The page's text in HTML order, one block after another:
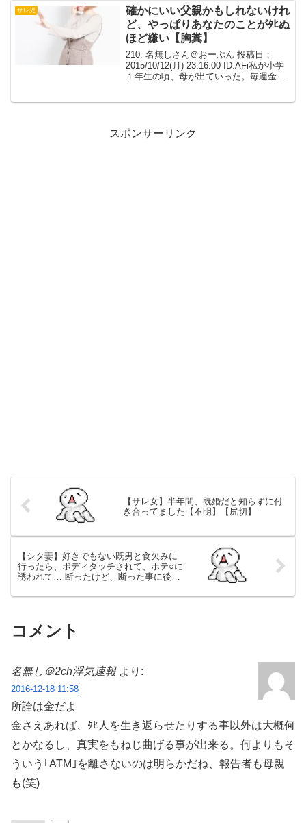
ばれリビングへ泣...
サレ児
確かにいい父親かもしれないけれ
ど、やっぱりあなたのことがﾀﾋぬ
ほど嫌い【胸糞】
210: 名無しさん＠おーぷん 投稿日：
2015/10/12(月) 23:16:00 ID:AFi私が小学
１年生の頃、母が出ていった。毎週金曜
スポンサーリンク
【サレ女】半年間、既婚だと知らずに付
き合ってました【不明】【尻切】
【シタ妻】好きでもない既男と食欠みに
行ったら、ボディタッチされて、ホテ○に
誘われて… 断ったけど、断った事に後悔
コメント
名無し＠2ch浮気速報 より:
2016-12-18 11:58
所詮は金だよ
金さえあれば、ﾀﾋ人を生き返らせたりする事以外は大概何
とかなるし、真実をもねじ曲げる事が出来る。何よりもそ
ういう｢ATM｣を離さないのは明らかだね、報告者も母親
も(笑)